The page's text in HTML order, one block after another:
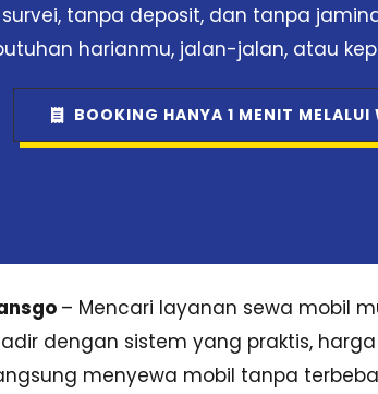
tanpa deposit, dan tanpa
harianmu, jalan-jalan, atau
BOOKING HANYA 1 MENIT
– Mencari layanan sewa mobil
dengan sistem yang praktis,
menyewa mobil tanpa